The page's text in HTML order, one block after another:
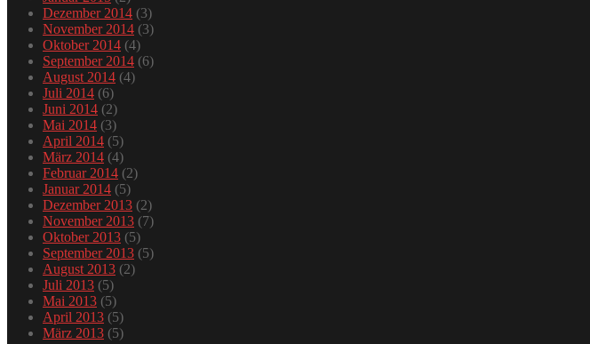
Dezember 2014 (3)
November 2014 (3)
Oktober 2014 (4)
September 2014 (6)
August 2014 (4)
Juli 2014 (6)
Juni 2014 (2)
Mai 2014 (3)
April 2014 (5)
März 2014 (4)
Februar 2014 (2)
Januar 2014 (5)
Dezember 2013 (2)
November 2013 (7)
Oktober 2013 (5)
September 2013 (5)
August 2013 (2)
Juli 2013 (5)
Mai 2013 (5)
April 2013 (5)
März 2013 (5)